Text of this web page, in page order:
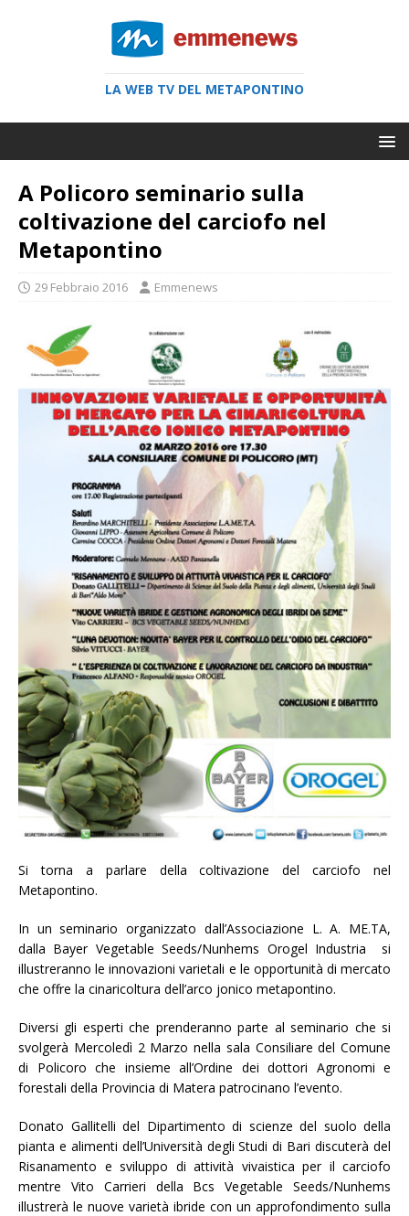
LA WEB TV DEL METAPONTINO
A Policoro seminario sulla
coltivazione del carciofo nel
Metapontino
29 Febbraio 2016 Emmenews
Si torna a parlare della coltivazione del carciofo nel
Metapontino.
In un seminario organizzato dall’Associazione L. A. ME.TA,
dalla Bayer Vegetable Seeds/Nunhems Orogel Industria si
illustreranno le innovazioni varietali e le opportunità di mercato
che offre la cinaricoltura dell’arco jonico metapontino.
Diversi gli esperti che prenderanno parte al seminario che si
svolgerà Mercoledì 2 Marzo nella sala Consiliare del Comune
di Policoro che insieme all’Ordine dei dottori Agronomi e
forestali della Provincia di Matera patrocinano l’evento.
Donato Gallitelli del Dipartimento di scienze del suolo della
pianta e alimenti dell’Università degli Studi di Bari discuterà del
Risanamento e sviluppo di attività vivaistica per il carciofo
mentre Vito Carrieri della Bcs Vegetable Seeds/Nunhems
illustrerà le nuove varietà ibride con un approfondimento sulla